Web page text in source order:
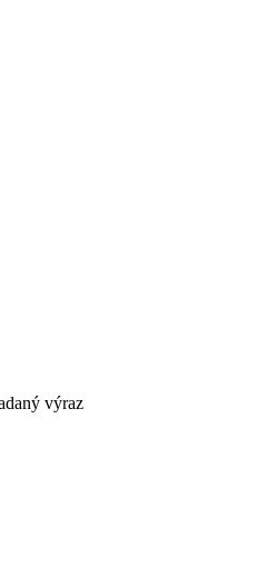
výraz